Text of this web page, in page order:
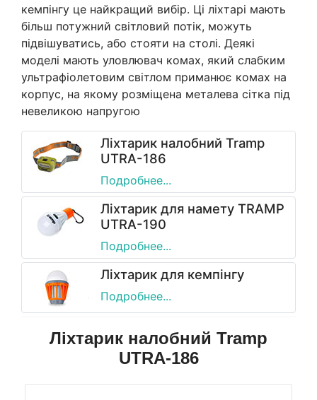
кемпінгу це найкращий вибір. Ці ліхтарі мають
більш потужний світловий потік, можуть
підвішуватись, або стояти на столі. Деякі
моделі мають уловлювач комах, який слабким
ультрафіолетовим світлом приманює комах на
корпус, на якому розміщена металева сітка під
невеликою напругою
Ліхтарик налобний Tramp
UTRA-186
Подробнее...
Ліхтарик для намету TRAMP
UTRA-190
Подробнее...
Ліхтарик для кемпінгу
Подробнее...
Ліхтарик налобний Tramp
UTRA-186